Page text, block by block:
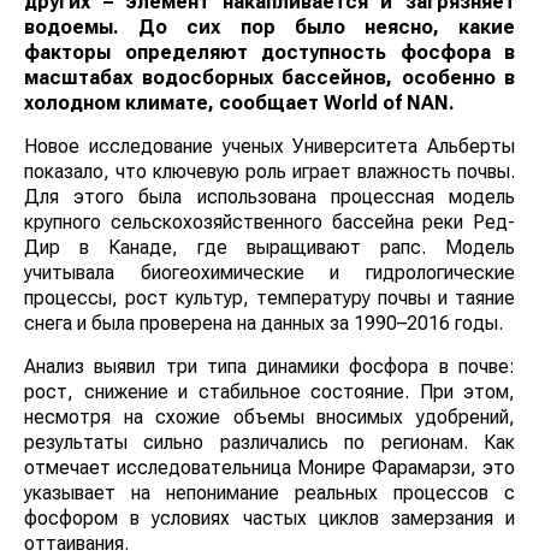
водоемы. До сих пор было неясно, какие факторы
определяют доступность фосфора в масштабах
водосборных бассейнов, особенно в холодном
климате, сообщает World of NAN.
Новое исследование ученых Университета Альберты
показало, что ключевую роль играет влажность почвы.
Для этого была использована процессная модель
крупного сельскохозяйственного бассейна реки Ред-
Дир в Канаде, где выращивают рапс. Модель
учитывала биогеохимические и гидрологические
процессы, рост культур, температуру почвы и таяние
снега и была проверена на данных за 1990–2016
Анализ выявил три типа динамики фосфора в почве:
рост, снижение и стабильное состояние. При этом,
несмотря на схожие объемы вносимых удобрений,
результаты сильно различались по регионам. Как
отмечает исследовательница Монире Фарамарзи, это
указывает на непонимание реальных процессов с
фосфором в условиях частых циклов замерзания и